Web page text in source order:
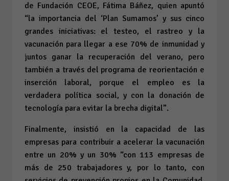
de Fundación CEOE, Fátima Báñez, quien apuntó
“la importancia del ‘Plan Sumamos’ y sus cinco
grandes iniciativas: el testeo, el rastreo y la
vacunación para llegar a ese 70% de inmunidad y
juntos ganar la recuperación del verano, pero
también a través del programa de reorientación e
inserción laboral, porque el empleo es la
verdadera política social, y con la donación de
tecnología para evitar la brecha digital”.
Finalmente, insistió en la capacidad de las
empresas para contribuir a acelerar la vacunación
entre un 20% y un 30% “con 113 empresas de
más de 250 trabajadores y, por lo tanto, con